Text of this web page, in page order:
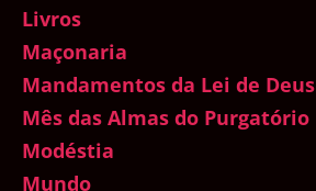
Livros
Maçonaria
Mandamentos da Lei de Deus
Mês das Almas do Purgatório
Modéstia
Mundo